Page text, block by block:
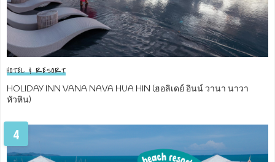
HOTEL & RESORT
HOLIDAY INN VANA NAVA HUA HIN (ฮอลิเดย์ อินน์ วานา นาวา
หัวหิน)
4